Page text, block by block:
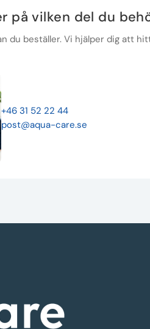
på vilken del du
du beställer. Vi hjälper dig att
+46 31 52 22 44
post@aqua-care.se